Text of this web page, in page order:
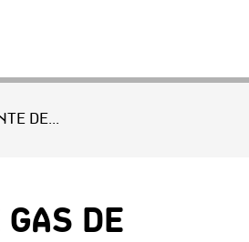
PRODUCCIÓN DE COMBUSTIBLES LIQUIDOS A PARTIR DE GAS DE SÍNTESIS PROVENIENTE DE BIOMASA.
DE